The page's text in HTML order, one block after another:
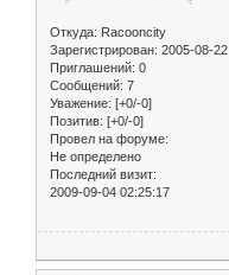
Откуда: Racooncity
Зарегистрирован: 2005-08-22
Приглашений: 0
Сообщений: 7
Уважение: [+0/-0]
Позитив: [+0/-0]
Провел на форуме:
Не определено
Последний визит:
2009-09-04 02:25:17